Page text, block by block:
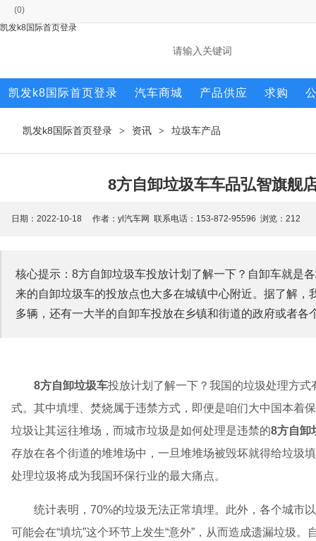
(0)
凯发k8国际首页登录
凯发k8国际首页登录 汽车商城 产品供应 求购
凯发k8国际首页登录 > 资讯 > 垃圾车产品
8方自卸垃圾车车品弘智旗舰
日期：2022-10-18 作者：yl汽车网 联系电话：153-872-95596 浏览： 212
核心提示：8方自卸垃圾车投放计划了解一下？自卸车就是
来的自卸垃圾车的投放点也大多在城镇中心附近。据了解
多辆，还有一大半的自卸车投放在乡镇和街道的政府或者
8方自卸垃圾车投放计划了解一下？我国的垃圾处理方
式。其中填埋、焚烧属于违禁方式，即便是咱们大中国本着
垃圾让其运往堆场，而城市垃圾是如何处理是违禁的8方自卸
存放在各个街道的堆堆场中，一旦堆堆场被毁坏就得给垃圾
处理垃圾将成为我国环保行业的最大痛点。
统计表明，70%的垃圾无法正常填埋。此外，各个城市
可能会在“填坑”这个环节上发生“意外”，从而造成遗漏垃圾